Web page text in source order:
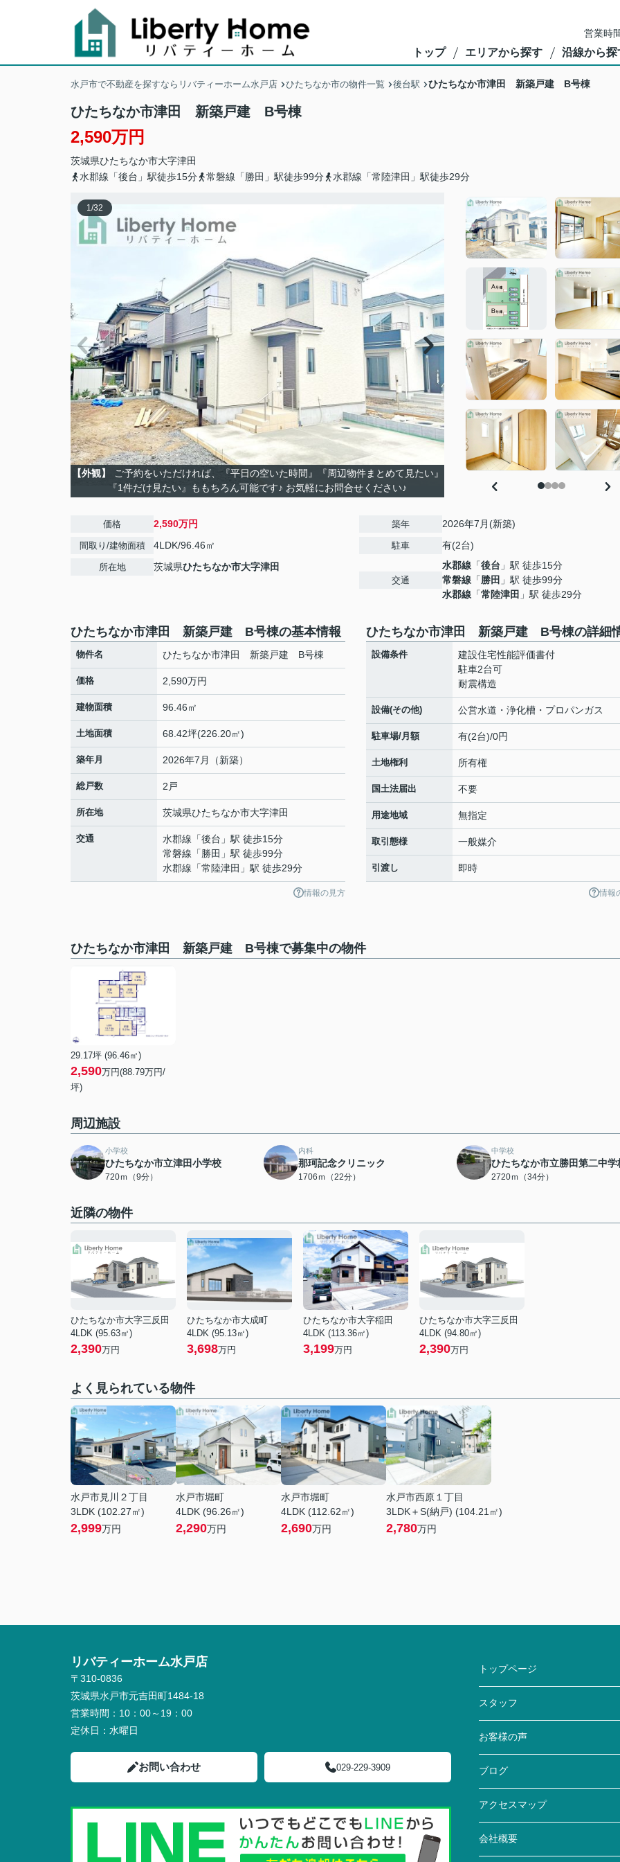
営業時
トップ エリアから探す 沿線から探
水戸市で不動産を探すならリバティーホーム水戸店 ひたちなか市の物件一覧 後台駅 ひたちなか市津田 新築戸建 B号棟
ひたちなか市津田 新築戸建 B号棟
2,590万円
茨城県ひたちなか市大字津田
水郡線「後台」駅徒歩15分
常磐線「勝田」駅徒歩99分 水郡線「常陸津田」駅徒歩29分
1/32
【外観】
ご予約をいただければ、『平日の空いた時間』『周辺物件まとめて見たい』
『1件だけ見たい』ももちろん可能です♪ お気軽にお問合せください♪
価格 2,590万円
間取り/建物面積 4LDK/96.46㎡
所在地 茨城県ひたちなか市大字津田
築年 2026年7月(新築)
駐車 有(2台)
交通
水郡線 「後台 」駅 徒歩15分
常磐線 「勝田 」駅 徒歩99分
水郡線 「常陸津田 」駅 徒歩29分
ひたちなか市津田 新築戸建 B号棟の基本情報
物件名 ひたちなか市津田 新築戸建 B号棟
価格 2,590万円
建物面積 96.46㎡
土地面積 68.42坪(226.20㎡)
築年月 2026年7月（新築）
総戸数 2戸
所在地 茨城県ひたちなか市大字津田
交通 水郡線 「後台 」駅 徒歩15分
常磐線 「 勝田 」駅 徒歩99分
水郡線 「常陸津田 」駅 徒歩29分
情報の見方
ひたちなか市津田 新築戸建 B号棟の詳細
設備条件
建設住宅性能評価書付
駐車2台可
耐震構造
設備(その他) 公営水道・浄化槽・プロパンガス
駐車場/月額 有(2台)/0円
土地権利 所有権
国土法届出 不要
用途地域 無指定
取引態様 一般媒介
引渡し 即時
情報
ひたちなか市津田 新築戸建 B号棟で募集中の物件
29.17坪 (96.46㎡)
2,590万円(88.79万円/
坪)
周辺施設
小学校
ひたちなか市立津田小学校
720ｍ（9分）
内科
那珂記念クリニック
1706ｍ（22分）
中学校
ひたちなか市立勝田第二中学
2720ｍ（34分）
近隣の物件
ひたちなか市大字三反田
4LDK (95.63㎡)
2,390万円
ひたちなか市大成町
4LDK (95.13㎡)
3,698万円
ひたちなか市大字稲田
4LDK (113.36㎡)
3,199万円
ひたちなか市大字三反田
4LDK (94.80㎡)
2,390万円
よく見られている物件
水戸市見川２丁目
3LDK (102.27㎡)
2,999万円
水戸市堀町
4LDK (96.26㎡)
2,290万円
水戸市堀町
4LDK (112.62㎡)
2,690万円
水戸市西原１丁目
3LDK＋S(納戸) (104.21㎡)
2,780万円
リバティーホーム水戸店
〒310-0836
茨城県水戸市元吉田町1484-18
営業時間： 10：00～19：00
定休日： 水曜日
お問い合わせ 029-229-3909
トップページ
スタッフ
お客様の声
ブログ
アクセスマップ
会社概要